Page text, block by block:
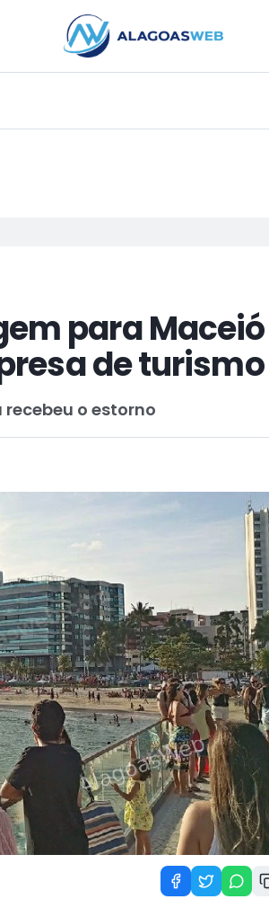
PUBLICIDADE
para Maceió
de turismo
o estorno